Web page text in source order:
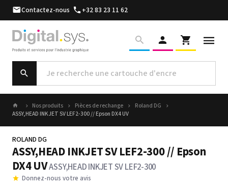
Contactez-nous +32 83 23 11 62
Nos produits Pièces de rechange
Roland DG
ASSY,HEAD INKJET SV LEF2-300 // Epson DX4 UV
ROLAND DG
ASSY,HEAD INKJET SV LEF2-300 // Epson
DX4 UVASSY,HEAD INKJET SV LEF2-300
Donnez-nous votre avis